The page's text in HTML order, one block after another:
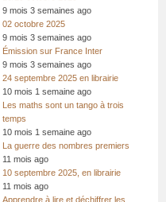
9 mois 3 semaines ago
02 octobre 2025
9 mois 3 semaines ago
Émission sur France Inter
9 mois 3 semaines ago
24 septembre 2025 en librairie
10 mois 1 semaine ago
Les maths sont un tango à trois
temps
10 mois 1 semaine ago
La guerre des nombres premiers
11 mois ago
10 septembre 2025, en librairie
11 mois ago
Apprendre à lire et déchiffrer les